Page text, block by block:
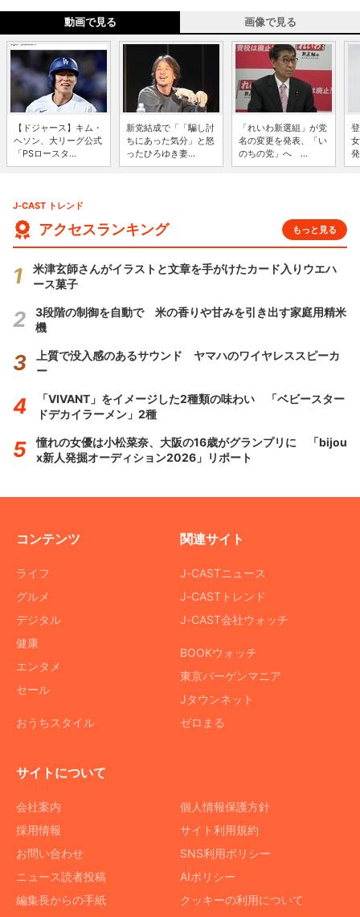
動画で見る 画像で見る
【ドジャース】キム・
ヘソン、大リーグ公式
「PSロースタ...
新党結成で「「騙し討
ちにあった気分」と怒
ったひろゆき妻...
「れいわ新選組」が党
名の変更を発表、「い
のちの党」へ ...
J-CAST トレンド
アクセスランキング もっと見る
米津玄師さんがイラストと文章を手がけたカード入りウエハ
ース菓子
3段階の制御を自動で 米の香りや甘みを引き出す家庭用精米
機
上質で没入感のあるサウンド ヤマハのワイヤレススピーカ
ー
「VIVANT」をイメージした2種類の味わい 「ベビースター
ドデカイラーメン」2種
憧れの女優は小松菜奈、大阪の16歳がグランプリに 「bijou
x新人発掘オーディション2026」リポート
コンテンツ
ライフ
グルメ
デジタル
健康
エンタメ
セール
おうちスタイル
関連サイト
J-CASTニュース
J-CASTトレンド
J-CAST会社ウォッチ
BOOKウォッチ
東京バーゲンマニア
Jタウンネット
ゼロまる
サイトについて
会社案内
採用情報
お問い合わせ
ニュース読者投稿
編集長からの手紙
個人情報保護方針
サイト利用規約
SNS利用ポリシー
AIポリシー
クッキーの利用について